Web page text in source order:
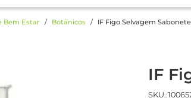
Bem Estar Botânicos IF Figo Selvagem
IF